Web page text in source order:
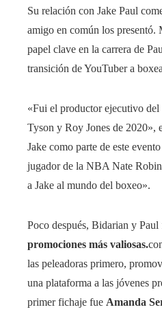
Su relación con Jake Paul
amigo en común los presentó.
papel clave en la carrera de
transición de YouTuber a
«Fui el productor ejecutivo
Tyson y Roy Jones de 2020»,
Jake como parte de este
jugador de la NBA Nate
a Jake al mundo del boxeo».
Poco después, Bidarian y Paul
promociones más valiosas.
las peleadoras primero,
una plataforma a las jóvenes
primer fichaje fue Amanda